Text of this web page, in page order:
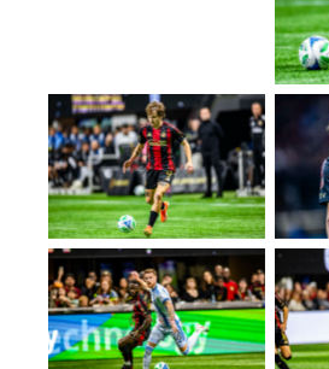
No Caption
No Caption